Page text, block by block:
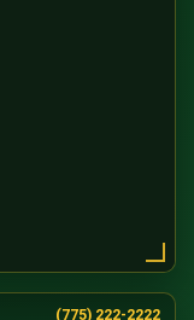
(775) 222-2222